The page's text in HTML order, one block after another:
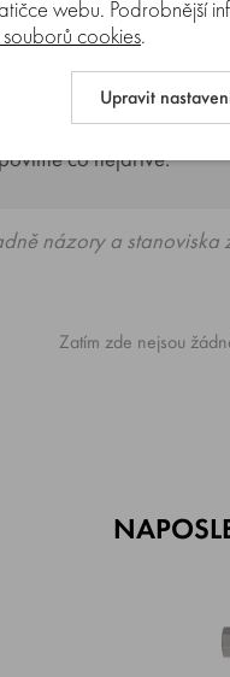
jsou připraveni
co nejdříve.
názory a
Zatím zde nejsou
webu. Podrobnější
cookies.
Upravit